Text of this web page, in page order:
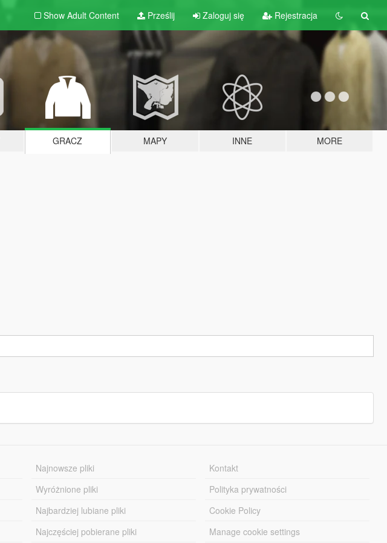
Show Adult Content Prześlij Zaloguj się Rejestracja
GRACZ MAPY INNE MORE
Najnowsze pliki
Wyróżnione pliki
Najbardziej lubiane pliki
Najczęściej pobierane pliki
Kontakt
Polityka prywatności
Cookie Policy
Manage cookie settings